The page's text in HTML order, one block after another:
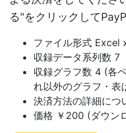
る"をクリックして
ファイル形式 Excel
収録データ系列数 7
収録グラフ数 4 (各
れ以外のグラフ・表
決済方法の詳細につ
価格 ￥200 (ダウン